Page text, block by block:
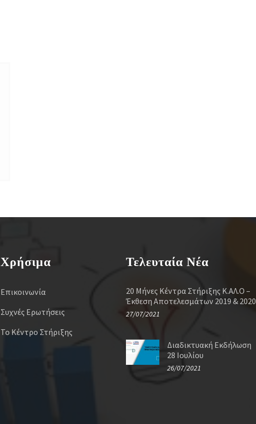
Χρήσιμα
Επικοινωνία
Συχνές Ερωτήσεις
Το Κέντρο Στήριξης
Τελευταία Νέα
20 Μήνες Κέντρα Στήριξης Κ.ΑΛ.Ο –
Έκθεση Αποτελεσμάτων 2019 & 2020
27/07/2021
Διαδικτυακή Εκδήλωση
28 Ιουλίου
26/07/2021